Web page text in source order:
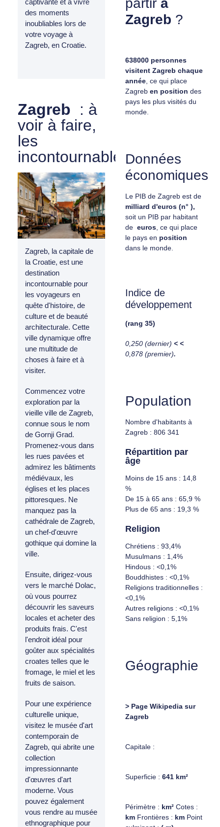
captivante et à vivre
des moments
inoubliables lors de
votre voyage à
Zagreb, en Croatie.
Zagreb
: à
voir à faire,
les
incontournables
Zagreb, la capitale de
la Croatie, est une
destination
incontournable pour
les voyageurs en
quête d'histoire, de
culture et de beauté
architecturale. Cette
ville dynamique offre
une multitude de
choses à faire et à
visiter.
Commencez votre
exploration par la
vieille ville de Zagreb,
connue sous le nom
de Gornji Grad.
Promenez-vous dans
les rues pavées et
admirez les bâtiments
médiévaux, les
églises et les places
pittoresques. Ne
manquez pas la
cathédrale de Zagreb,
un chef-d'œuvre
gothique qui domine la
ville.
Ensuite, dirigez-vous
vers le marché Dolac,
où vous pourrez
découvrir les saveurs
locales et acheter des
produits frais. C'est
l'endroit idéal pour
goûter aux spécialités
croates telles que le
fromage, le miel et les
fruits de saison.
Pour une expérience
culturelle unique,
visitez le musée d'art
contemporain de
Zagreb, qui abrite une
collection
impressionnante
d'œuvres d'art
moderne. Vous
pouvez également
vous rendre au musée
ethnographique pour
partir à
Zagreb ?
638000 personnes
visitent Zagreb chaque
année , ce qui place
Zagreb en position des
pays les plus visités du
monde.
Données
économiques
Le PIB de Zagreb est de
milliard d'euros (n° ),
soit un PIB par habitant
de euros , ce qui place
le pays en position
dans le monde.
Indice de
développement
(rang 35)
0,250 (dernier) < <
0,878 (premier).
Population
Nombre d'habitants à
Zagreb : 806 341
Répartition par
âge
Moins de 15 ans : 14,8
%
De 15 à 65 ans : 65,9 %
Plus de 65 ans : 19,3 %
Religion
Chrétiens : 93,4%
Musulmans : 1,4%
Hindous : <0,1%
Bouddhistes : <0,1%
Religions traditionnelles :
<0,1%
Autres religions : <0,1%
Sans religion : 5,1%
Géographie
> Page Wikipedia sur
Zagreb
Capitale :
Superficie : 641 km²
Périmètre : km² Cotes :
km Frontières : km Point